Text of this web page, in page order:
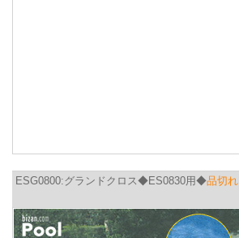
ESG0800:グランドクロス◆ES0830用◆品切れ